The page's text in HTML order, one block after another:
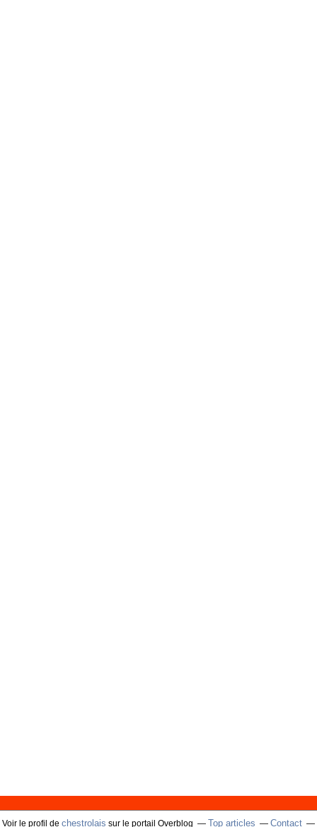
Voir le profil de chestrolais sur le portail Overblog Top articles Contact